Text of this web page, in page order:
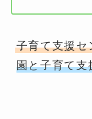
子育て支援セ
園と子育て支